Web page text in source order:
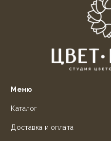
Меню
Каталог
Доставка и оплата